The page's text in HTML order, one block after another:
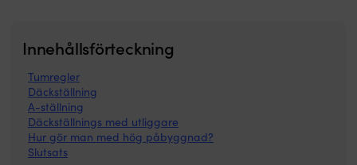
Innehållsförteckning
Tumregler
Däckställning
A-ställning
Däckställnings med utliggare
Hur gör man med hög påbyggnad?
Slutsats